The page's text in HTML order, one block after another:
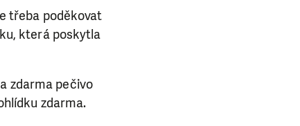
třeba poděkovat
která poskytla
zdarma pečivo
zdarma.
už se nám
přátel, Vaše